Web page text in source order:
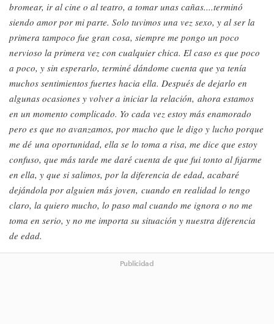
bromear, ir al cine o al teatro, a tomar unas cañas....terminó
siendo amor por mi parte. Solo tuvimos una vez sexo, y al ser la
primera tampoco fue gran cosa, siempre me pongo un poco
nervioso la primera vez con cualquier chica. El caso es que poco
a poco, y sin esperarlo, terminé dándome cuenta que ya tenía
muchos sentimientos fuertes hacia ella. Después de dejarlo en
algunas ocasiones y volver a iniciar la relación, ahora estamos
en un momento complicado. Yo cada vez estoy más enamorado
pero es que no avanzamos, por mucho que le digo y lucho porque
me dé una oportunidad, ella se lo toma a risa, me dice que estoy
confuso, que más tarde me daré cuenta de que fui tonto al fijarme
en ella, y que si salimos, por la diferencia de edad, acabaré
dejándola por alguien más joven, cuando en realidad lo tengo
claro, la quiero mucho, lo paso mal cuando me ignora o no me
toma en serio, y no me importa su situación y nuestra diferencia
de edad.
Publicidad